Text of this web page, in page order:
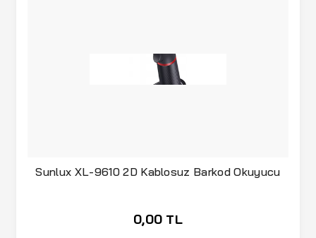
Sunlux XL-9610 2D Kablosuz Barkod Okuyucu
0,00 TL